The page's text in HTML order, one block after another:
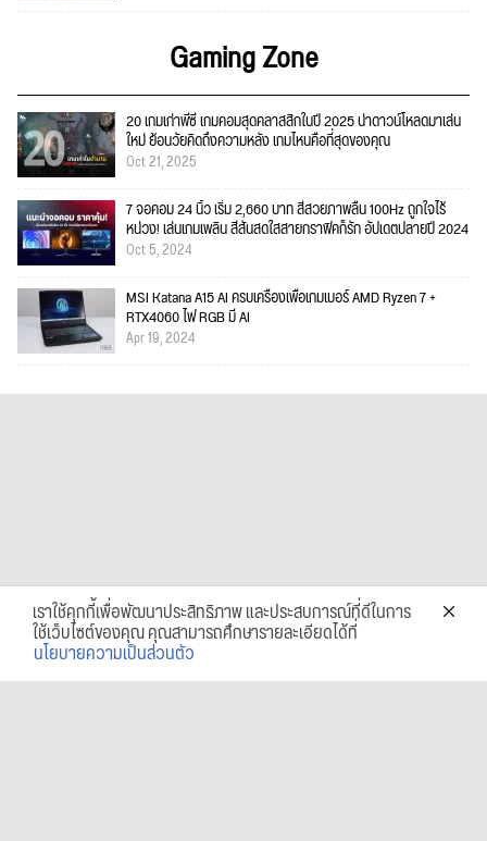
Gaming Zone
20 เกมเก่าพีซี เกมคอมสุดคลาสสิกในปี 2025 น่าดาวน์โหลดมาเล่น
ใหม่ ย้อนวัยคิดถึงความหลัง เกมไหนคือที่สุดของคุณ
Oct 21, 2025
7 จอคอม 24 นิ้ว เริ่ม 2,660 บาท สีสวยภาพลื่น 100Hz ถูกใจไร้
หน่วง! เล่นเกมเพลิน สีสันสดใสสายกราฟิคก็รัก อัปเดตปลายปี 2024
Oct 5, 2024
MSI Katana A15 AI ครบเครื่องเพื่อเกมเมอร์ AMD Ryzen 7 +
RTX4060 ไฟ RGB มี AI
Apr 19, 2024
เราใช้คุกกี้เพื่อพัฒนาประสิทธิภาพ และประสบการณ์ที่ดีในการ
ใช้เว็บไซต์ของคุณ คุณสามารถศึกษารายละเอียดได้ที่
นโยบายความเป็นส่วนตัว